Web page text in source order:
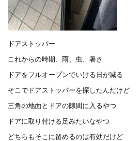
ドアストッパー
これからの時期、雨、虫、暑さ
ドアをフルオープンでいける日が減る
そこでドアストッパーを探したんだけど
三角の地面とドアの隙間に入るやつ
ドアに取り付ける足みたいなやつ
どちらもそこに留めるのは有効だけど